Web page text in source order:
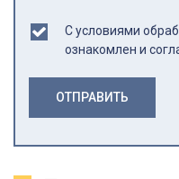
С условиями
ознакомлен и
ОТПРАВИТЬ